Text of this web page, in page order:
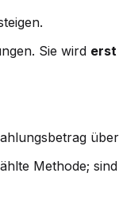
Sie wird erst
Methode;